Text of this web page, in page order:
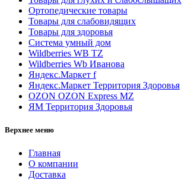
Ортопедические товары
Товары для слабовидящих
Товары для здоровья
Система умный дом
Wildberries WB TZ
Wildberries Wb Иванова
Яндекс.Маркет f
Яндекс.Маркет Территория Здоровья
OZON OZON Express MZ
ЯМ Территория Здоровья
Верхнее меню
Главная
О компании
Доставка